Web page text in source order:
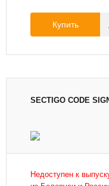
Купить
SECTIGO CODE
Недоступен к